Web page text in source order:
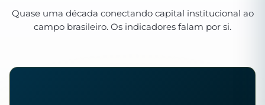
Quase uma década conectando capital institucional ao
campo brasileiro. Os indicadores falam por si.